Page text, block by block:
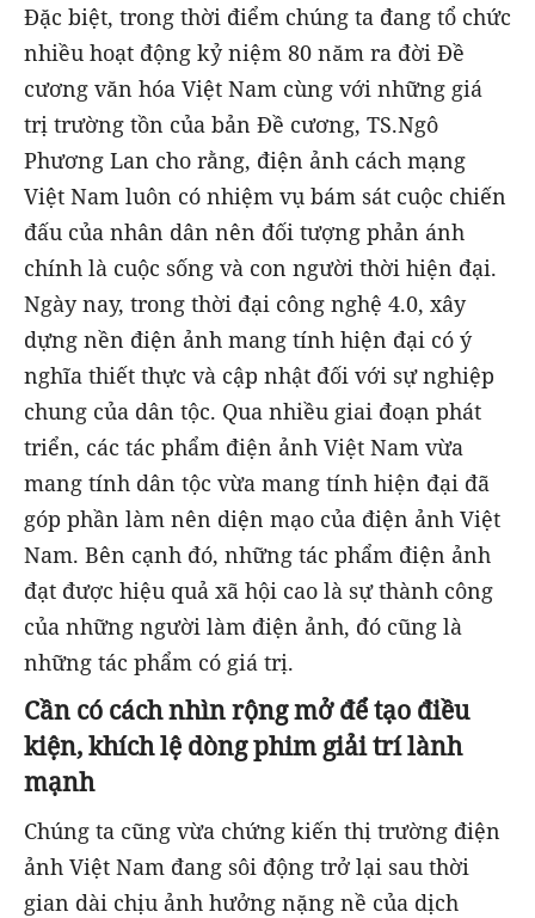
Đặc biệt, trong thời điểm chúng ta đang tổ chức
nhiều hoạt động kỷ niệm 80 năm ra đời Đề
cương văn hóa Việt Nam cùng với những giá
trị trường tồn của bản Đề cương, TS.Ngô
Phương Lan cho rằng, điện ảnh cách mạng
Việt Nam luôn có nhiệm vụ bám sát cuộc chiến
đấu của nhân dân nên đối tượng phản ánh
chính là cuộc sống và con người thời hiện đại.
Ngày nay, trong thời đại công nghệ 4.0, xây
dựng nền điện ảnh mang tính hiện đại có ý
nghĩa thiết thực và cập nhật đối với sự nghiệp
chung của dân tộc. Qua nhiều giai đoạn phát
triển, các tác phẩm điện ảnh Việt Nam vừa
mang tính dân tộc vừa mang tính hiện đại đã
góp phần làm nên diện mạo của điện ảnh Việt
Nam. Bên cạnh đó, những tác phẩm điện ảnh
đạt được hiệu quả xã hội cao là sự thành công
của những người làm điện ảnh, đó cũng là
những tác phẩm có giá trị.
Cần có cách nhìn rộng mở để tạo điều
kiện, khích lệ dòng phim giải trí lành
mạnh
Chúng ta cũng vừa chứng kiến thị trường điện
ảnh Việt Nam đang sôi động trở lại sau thời
gian dài chịu ảnh hưởng nặng nề của dịch